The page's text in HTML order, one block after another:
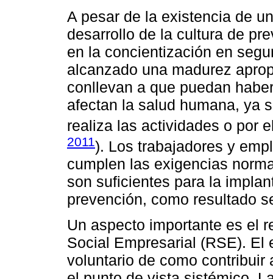
A pesar de la existencia de
desarrollo de la cultura de
en la concientización en
alcanzado una madurez
conllevan a que puedan
afectan la salud humana, ya
realiza las actividades o por
2011). Los trabajadores y
cumplen las exigencias
son suficientes para la
prevención, como resultado
Un aspecto importante es el
Social Empresarial (RSE). El
voluntario de como